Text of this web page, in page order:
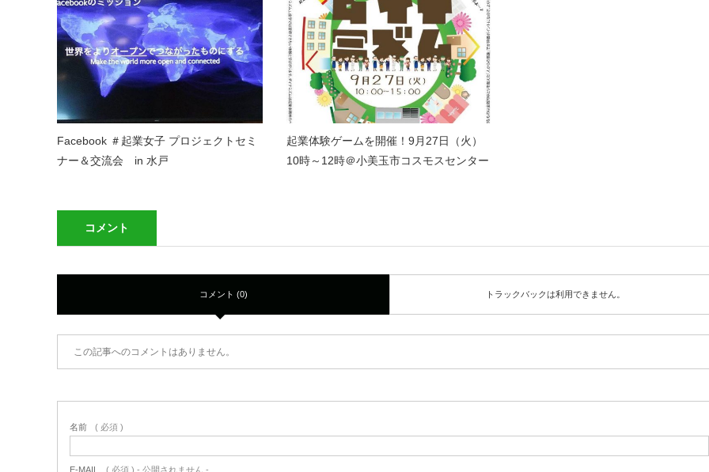
Facebook ＃起業女子 プロジェクトセミ
ナー＆交流会 in 水戸
起業体験ゲームを開催！9月27日（火）
10時～12時＠小美玉市コスモスセンター
コメント
コメント (0) トラックバックは利用できません。
この記事へのコメントはありません。
名前 ( 必須 )
E-MAIL ( 必須 ) - 公開されません -